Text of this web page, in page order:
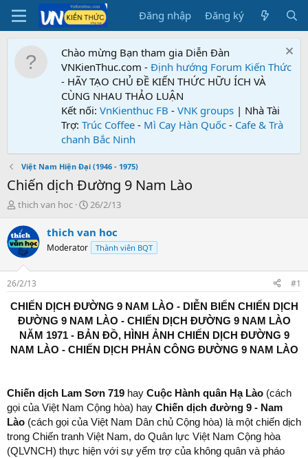
Đăng nhập Đăng ký
Chào mừng Bạn tham gia Diễn Đàn
VNKienThuc.com - Định hướng Forum Kiến Thức
- HÃY TẠO CHỦ ĐỀ KIẾN THỨC HỮU ÍCH VÀ
CÙNG NHAU THẢO LUẬN
Kết nối: VnKienthuc FB - VNK groups | Nhà Tài
Trợ: Trúc Coffee - Mì Cay Hàn Quốc - Cafe & Trà
chanh Bắc Ninh
Việt Nam Hiện Đại (1946 - 1975)
Chiến dịch Đường 9 Nam Lào
T
r
e
a
d
s
t
a
r
t
e
r
thich van hoc
N
à
y
g
26/2/13
thich van hoc
Moderator Thành viên BQT
26/2/13
#1
CHIẾN DỊCH ĐƯỜNG 9 NAM LÀO - DIỄN BIẾN CHIẾN DỊCH
ĐƯỜNG 9 NAM LÀO - CHIẾN DỊCH ĐƯỜNG 9 NAM LÀO
NĂM 1971 - BẢN ĐỒ, HÌNH ẢNH CHIẾN DỊCH ĐƯỜNG 9
NAM LÀO - CHIẾN DỊCH PHẢN CÔNG ĐƯỜNG 9 NAM LÀO
Chiến dịch Lam Sơn 719 hay Cuộc Hành quân Hạ Lào (cách
gọi của Việt Nam Cộng hòa) hay Chiến dịch đường 9 - Nam
Lào (cách gọi của Việt Nam Dân chủ Cộng hòa) là một chiến dịch
trong Chiến tranh Việt Nam, do Quân lực Việt Nam Cộng hòa
(QLVNCH) thực hiện với sự yểm trợ của không quân và pháo